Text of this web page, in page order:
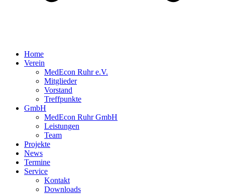
Home
Verein
MedEcon Ruhr e.V.
Mitglieder
Vorstand
Treffpunkte
GmbH
MedEcon Ruhr GmbH
Leistungen
Team
Projekte
News
Termine
Service
Kontakt
Downloads